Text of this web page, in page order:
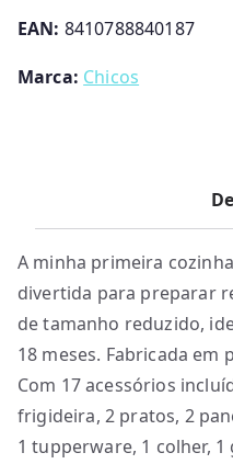
EAN: 8410788840187
Marca: Chicos
A minha primeira
divertida para preparar
de tamanho reduzido,
18 meses. Fabricada em
Com 17 acessórios
frigideira, 2 pratos, 2
1 tupperware, 1 colher, 1